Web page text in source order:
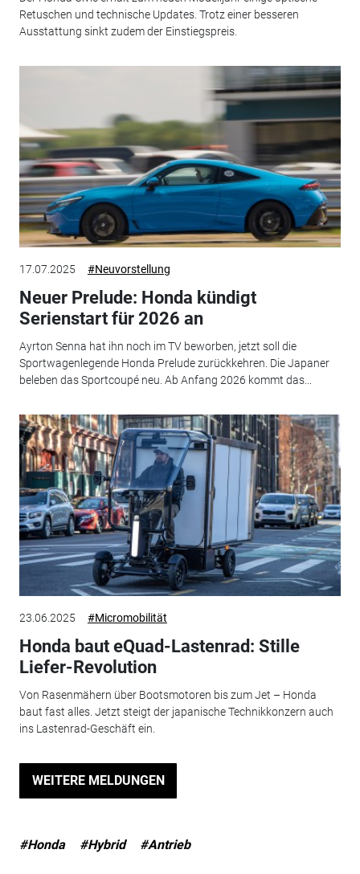
Retuschen und technische Updates. Trotz einer besseren
Ausstattung sinkt zudem der Einstiegspreis.
17.07.2025 #Neuvorstellung
Neuer Prelude: Honda kündigt
Serienstart für 2026 an
Ayrton Senna hat ihn noch im TV beworben, jetzt soll die
Sportwagenlegende Honda Prelude zurückkehren. Die Japaner
beleben das Sportcoupé neu. Ab Anfang 2026 kommt das...
23.06.2025 #Micromobilität
Honda baut eQuad-Lastenrad: Stille
Liefer-Revolution
Von Rasenmähern über Bootsmotoren bis zum Jet – Honda
baut fast alles. Jetzt steigt der japanische Technikkonzern auch
ins Lastenrad-Geschäft ein.
WEITERE MELDUNGEN
#Honda #Hybrid #Antrieb